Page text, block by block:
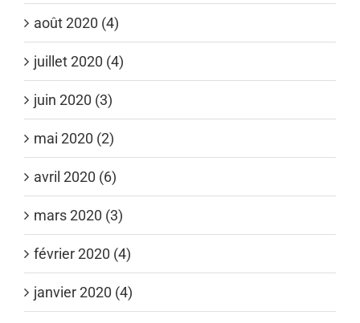
août 2020 (4)
juillet 2020 (4)
juin 2020 (3)
mai 2020 (2)
avril 2020 (6)
mars 2020 (3)
février 2020 (4)
janvier 2020 (4)